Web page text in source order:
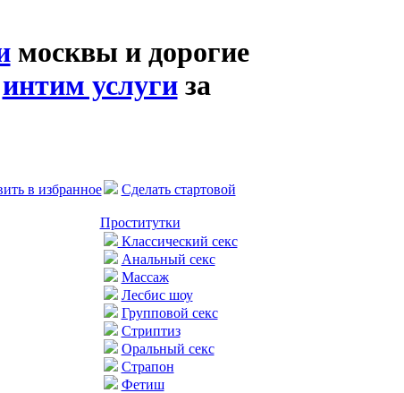
москвы и дорогие
интим услугиза
в избранное Сделать стартовой
Проститутки
Классический секс
Анальный секс
Массаж
Лесбис шоу
Групповой секс
Стриптиз
Оральный секс
Страпон
Фетиш